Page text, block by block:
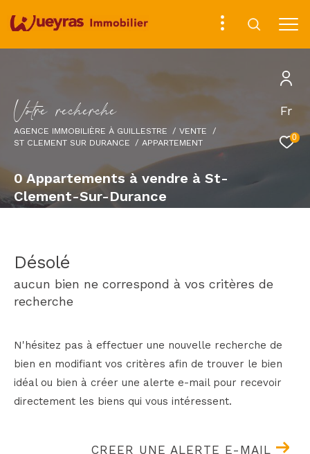
Fr
0
Votre recherche
AGENCE IMMOBILIÈRE À GUILLESTRE
VENTE
ST CLEMENT SUR DURANCE
APPARTEMENT
0Appartements à vendre à St-
Clement-Sur-Durance
Désolé
aucun bien ne correspond à vos critères de
recherche
N'hésitez pas à effectuer une nouvelle recherche de
bien en modifiant vos critères afin de trouver le bien
idéal ou bien à créer une alerte e-mail pour recevoir
directement les biens qui vous intéressent.
CREER UNE ALERTE E-MAIL